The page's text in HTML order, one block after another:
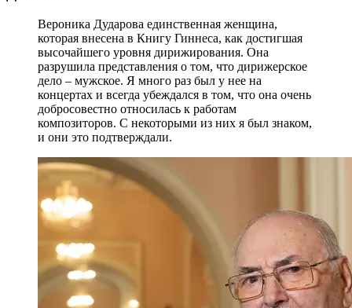
Вероника Дударова единственная женщина,
которая внесена в Книгу Гиннеса, как достигшая
высочайшего уровня дирижирования. Она
разрушила представления о том, что дирижерское
дело – мужское. Я много раз был у нее на
концертах и всегда убеждался в том, что она очень
добросовестно относилась к работам
композиторов. С некоторыми из них я был знаком,
и они это подтверждали.